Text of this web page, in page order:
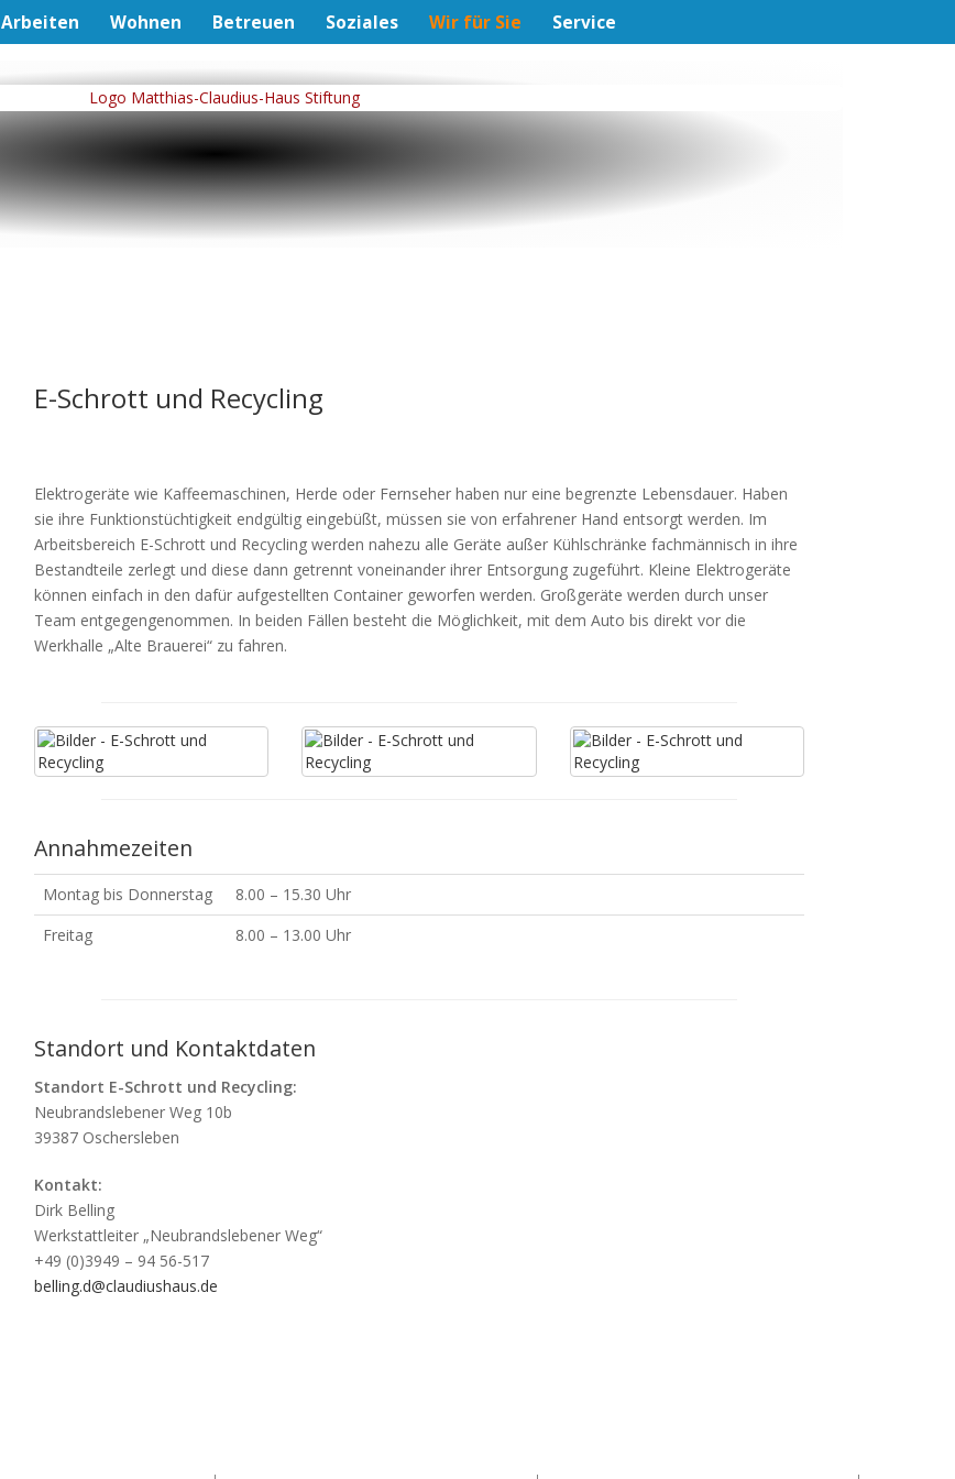
Arbeiten Wohnen Betreuen Soziales Wir für Sie Service
E-Schrott und Recycling
Elektrogeräte wie Kaffeemaschinen, Herde oder Fernseher haben nur eine begrenzte Lebensdauer. Haben
sie ihre Funktionstüchtigkeit endgültig eingebüßt, müssen sie von erfahrener Hand entsorgt werden. Im
Arbeitsbereich E-Schrott und Recycling werden nahezu alle Geräte außer Kühlschränke fachmännisch in ihre
Bestandteile zerlegt und diese dann getrennt voneinander ihrer Entsorgung zugeführt. Kleine Elektrogeräte
können einfach in den dafür aufgestellten Container geworfen werden. Großgeräte werden durch unser
Team entgegengenommen. In beiden Fällen besteht die Möglichkeit, mit dem Auto bis direkt vor die
Werkhalle „Alte Brauerei“ zu fahren.
Annahmezeiten
Montag bis Donnerstag
8.00 – 15.30 Uhr
Freitag
8.00 – 13.00 Uhr
Standort und Kontaktdaten
Standort E-Schrott und Recycling:
Neubrandslebener Weg 10b
39387 Oschersleben
Kontakt:
Dirk Belling
Werkstattleiter „Neubrandslebener Weg“
+49 (0)3949 – 94 56-517
belling.d@claudiushaus.de